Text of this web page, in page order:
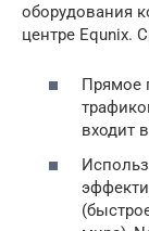
оборудования
центре Equnix.
Прямое
входит